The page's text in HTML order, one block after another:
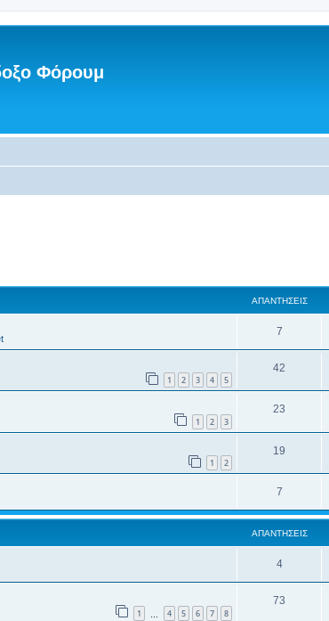
Φόρουμ
ΑΠΑΝΤΉΣΕΙΣ
7
1 2 3 4 5
42
1 2 3
23
1 2
19
7
ΑΠΑΝΤΉΣΕΙΣ
4
1 4 5 6 7 8
73